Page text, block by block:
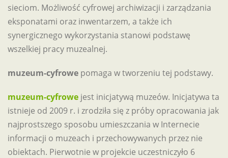
sieciom. Możliwość cyfrowej archiwizacji i zarządzania
eksponatami oraz inwentarzem, a także ich
synergicznego wykorzystania stanowi podstawę
wszelkiej pracy muzealnej.
muzeum-cyfrowe pomaga w tworzeniu tej podstawy.
muzeum-cyfrowe jest inicjatywą muzeów. Inicjatywa ta
istnieje od 2009 r. i zrodziła się z próby opracowania jak
najprostszego sposobu umieszczania w Internecie
informacji o muzeach i przechowywanych przez nie
obiektach. Pierwotnie w projekcie uczestniczyło 6